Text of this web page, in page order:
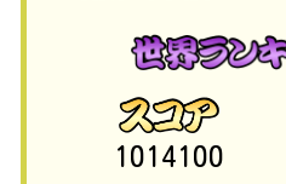
1014100